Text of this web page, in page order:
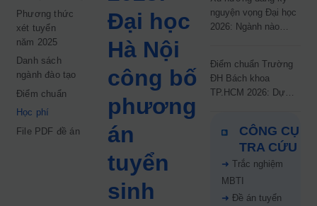
Phương thức
xét tuyển
năm 2025
Danh sách
ngành đào tạo
Điểm chuẩn
Học phí
File PDF đề án
Đại học
Hà Nội
công bố
phương
án
tuyển
sinh
nguyện vọng Đại học
2026: Ngành nào
Điểm chuẩn Trường
ĐH Bách khoa
TP.HCM 2026: Dự
67%
CÔNG CỤ
TRA CỨU
➜ Trắc nghiệm
MBTI
➜ Đề án tuyển